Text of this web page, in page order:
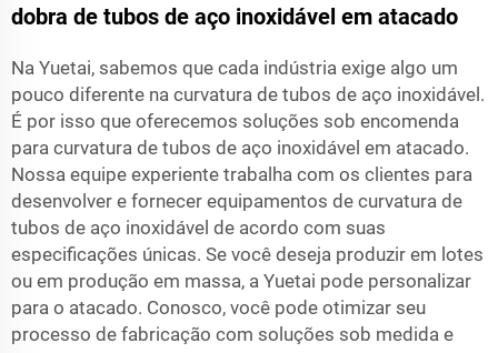
dobra de tubos de aço inoxidável em atacado
Na Yuetai, sabemos que cada indústria exige algo um
pouco diferente na curvatura de tubos de aço inoxidável.
É por isso que oferecemos soluções sob encomenda
para curvatura de tubos de aço inoxidável em atacado.
Nossa equipe experiente trabalha com os clientes para
desenvolver e fornecer equipamentos de curvatura de
tubos de aço inoxidável de acordo com suas
especificações únicas. Se você deseja produzir em lotes
ou em produção em massa, a Yuetai pode personalizar
para o atacado. Conosco, você pode otimizar seu
processo de fabricação com soluções sob medida e